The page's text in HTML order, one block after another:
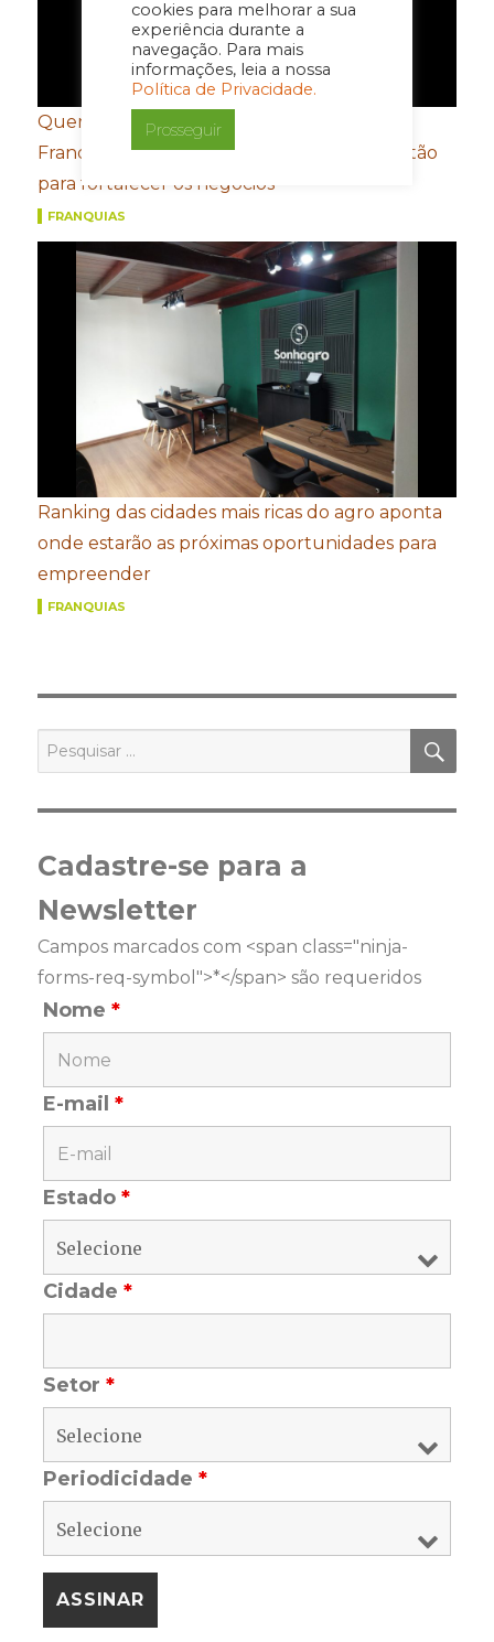
cookies para melhorar a sua
experiência durante a
navegação. Para mais
informações, leia a nossa
Política de Privacidade.
Prosseguir
Quer fazer a sua empresa crescer?
Franqueados compartilham 4 dicas de gestão
para fortalecer os negócios
FRANQUIAS
Ranking das cidades mais ricas do agro aponta
onde estarão as próximas oportunidades para
empreender
FRANQUIAS
por:
Cadastre-se para a
Newsletter
Campos marcados com <span class="ninja-
forms-req-symbol">*</span> são requeridos
Nome*
E-mail*
Estado*
Cidade*
Setor*
Periodicidade*